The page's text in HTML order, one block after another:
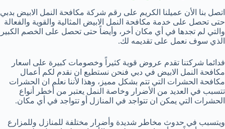
اتصل بنا الأن عميلنا الكريم على رقم شركة مكافحة النمل الابيض بدبي
حتى تحصل على خدمة مكافحة النمل الابيض المثالية والقوية والفعالة
والتي لم تجدها في أي مكان أخر، وأيضاً حتى تحصل على الخصم الكبير
الذي سوف نعمل على تقديمه لك.
فدائما شركتنا تقدم عروض قوية كثيراً وخصومات كبيرة على اسعار
مكافحة النمل الابيض في دبي فنحن نستطيع ان نقدم لكم أعمال
مكافحة الحشرات التي تتم بشكل مميز، وهذا لأننا نعلم ان الحشرات
تتسبب في العديد من الأضرار وخاصة النمل يعتبر من أخطر أنواع
الحشرات التي يمكن ان تتواجد في المنازل أو تتواجد في أي مكان.
ويتسبب في حدوث مخاطر شديدة وأضرار مختلفة للمنازل وللمزارع